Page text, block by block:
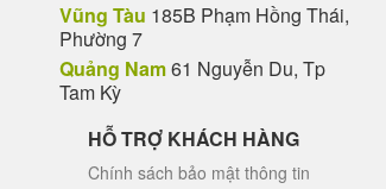
Vũng Tàu 185B Phạm Hồng Thái,
Phường 7
Quảng Nam61 Nguyễn Du, Tp
Tam Kỳ
HỖ TRỢ KHÁCH HÀNG
Chính sách bảo mật thông tin